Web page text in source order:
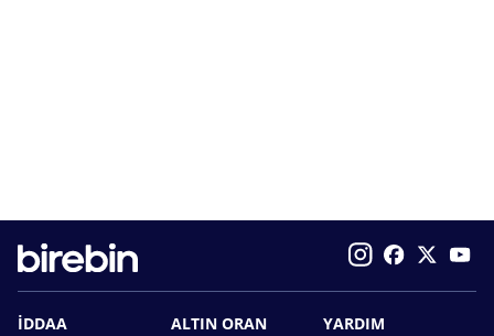
İDDAA
ALTIN ORAN
YARDIM